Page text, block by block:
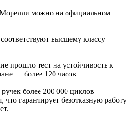
можно на официальном
высшему классу
прошло тест на устойчивость к
— более 120 часов.
более 200 000 циклов
что гарантирует безотказную работу